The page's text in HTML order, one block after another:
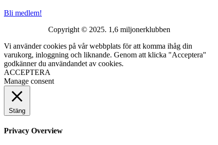
Bli medlem!
Copyright © 2025. 1,6 miljonerklubben
Vi använder cookies på vår webbplats för att komma ihåg din
varukorg, inloggning och liknande. Genom att klicka "Acceptera"
godkänner du användandet av cookies.
ACCEPTERA
Manage consent
Stäng
Privacy Overview